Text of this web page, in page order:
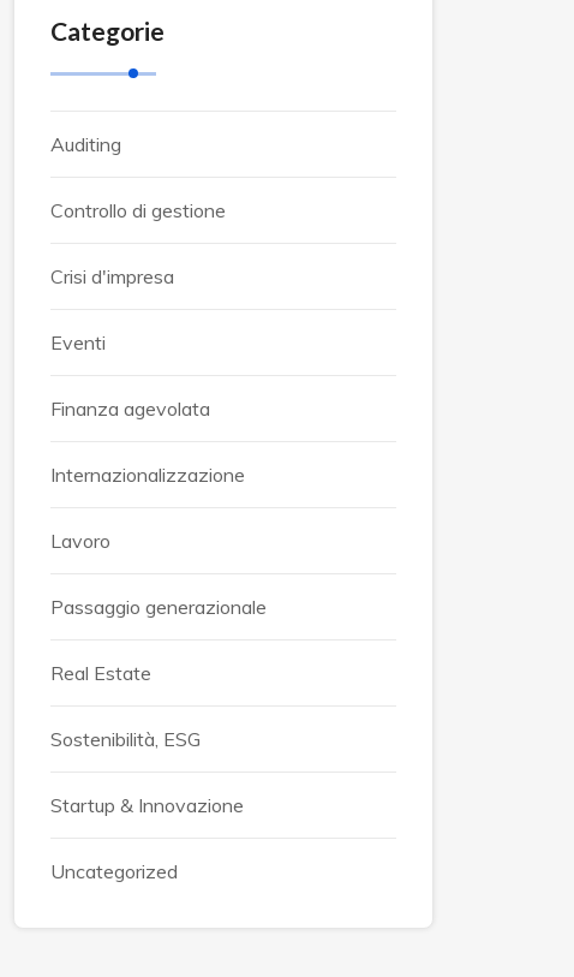
Categorie
Auditing
Controllo di gestione
Crisi d'impresa
Eventi
Finanza agevolata
Internazionalizzazione
Lavoro
Passaggio generazionale
Real Estate
Sostenibilità, ESG
Startup & Innovazione
Uncategorized